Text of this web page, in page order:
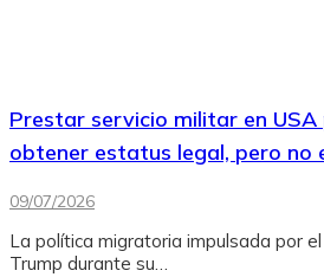
Prestar servicio militar en
obtener estatus legal, pero no
09/07/2026
La política migratoria impulsada por
Trump durante su…